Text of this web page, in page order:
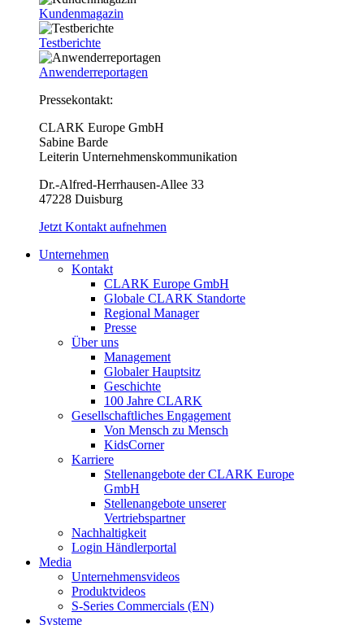
Kundenmagazin
Testberichte
Anwenderreportagen
Pressekontakt:
CLARK Europe GmbH
Sabine Barde
Leiterin Unternehmenskommunikation
Dr.-Alfred-Herrhausen-Allee 33
47228 Duisburg
Jetzt Kontakt aufnehmen
Unternehmen
Kontakt
CLARK Europe GmbH
Globale CLARK Standorte
Regional Manager
Presse
Über uns
Management
Globaler Hauptsitz
Geschichte
100 Jahre CLARK
Gesellschaftliches Engagement
Von Mensch zu Mensch
KidsCorner
Karriere
Stellenangebote der CLARK Europe
GmbH
Stellenangebote unserer
Vertriebspartner
Nachhaltigkeit
Login Händlerportal
Media
Unternehmensvideos
Produktvideos
S-Series Commercials (EN)
Systeme